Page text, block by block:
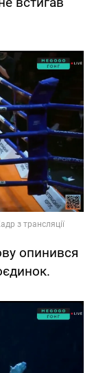
опинився